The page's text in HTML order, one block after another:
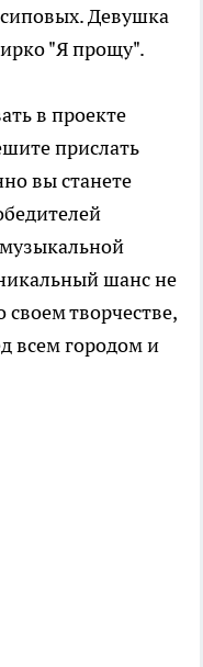
Девушка
"Я прощу".
в проекте
прислать
вы станете
шанс не
творчестве,
всем городом и